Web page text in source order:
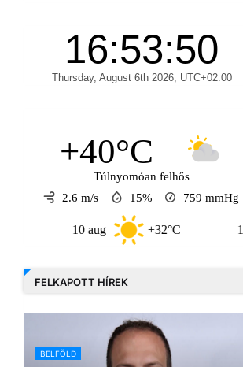
+40°C
Túlnyomóan felhős
2.6 m/s
15% 759 mmHg
+32°C 11 aug
FELKAPOTT HÍREK
BELFÖLD